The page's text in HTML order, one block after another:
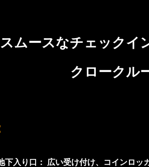
ムースなチェックイ
クロークル
下入り口： 広い受け付け、コインロッ